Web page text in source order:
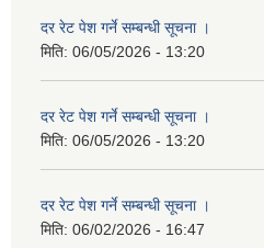
दर रेट पेश गर्ने सम्बन्धी सूचना ।
मिति: 06/05/2026 - 13:20
दर रेट पेश गर्ने सम्बन्धी सूचना ।
मिति: 06/05/2026 - 13:20
दर रेट पेश गर्ने सम्बन्धी सूचना ।
मिति: 06/02/2026 - 16:47